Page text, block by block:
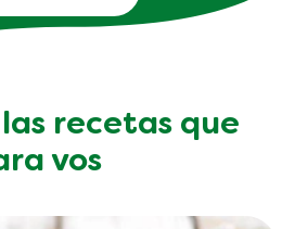
recetas que
vos